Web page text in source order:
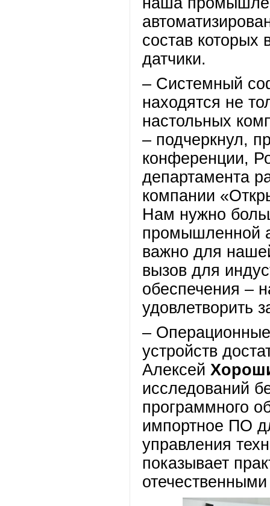
состав которых
датчики.
– Системный
находятся не
настольных
– подчеркнул,
конференции,
департамента
компании
Нам нужно
промышленной
важно для
вызов для
обеспечения –
удовлетворить
–
устройств
Алексей
исследований
программного
импортное ПО
управления
показывает